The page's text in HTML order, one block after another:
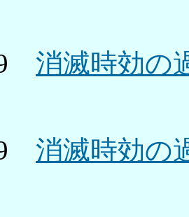
消滅時効
消滅時効